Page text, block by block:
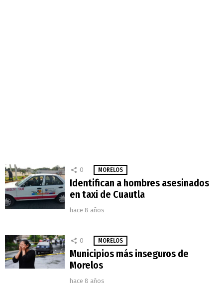
0 MORELOS
Identifican a hombres asesinados
en taxi de Cuautla
hace 8 años
0 MORELOS
Municipios más inseguros de
Morelos
hace 8 años